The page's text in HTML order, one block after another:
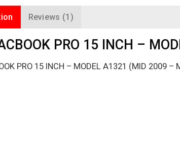
Reviews (1)
PRO 15 INCH –
PRO 15 INCH – MODEL A1321 (MID 2009 –